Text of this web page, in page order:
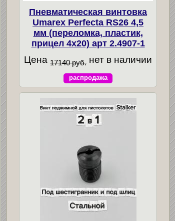
Пневматическая винтовка
Umarex Perfecta RS26 4,5
мм (переломка, пластик,
прицел 4x20) арт 2.4907-1
Цена 17140 руб. нет в наличии
распродажа